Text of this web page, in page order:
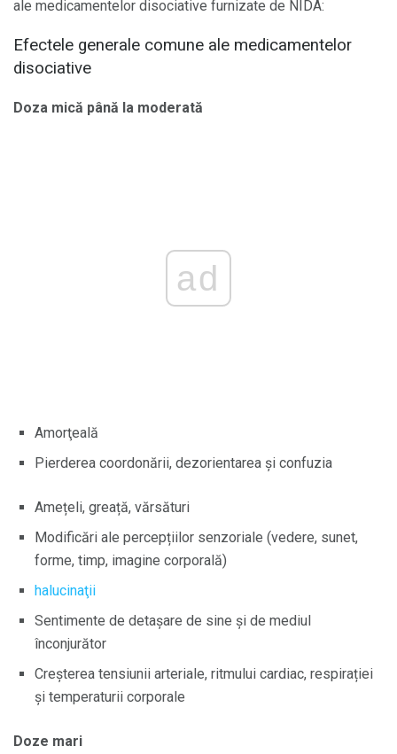
ale medicamentelor disociative furnizate de NIDA:
Efectele generale comune ale medicamentelor
disociative
Doza mică până la moderată
ad
Amorţeală
Pierderea coordonării, dezorientarea și confuzia
Amețeli, greață, vărsături
Modificări ale percepțiilor senzoriale (vedere, sunet,
forme, timp, imagine corporală)
halucinaţii
Sentimente de detașare de sine și de mediul
înconjurător
Creșterea tensiunii arteriale, ritmului cardiac, respirației
și temperaturii corporale
Doze mari